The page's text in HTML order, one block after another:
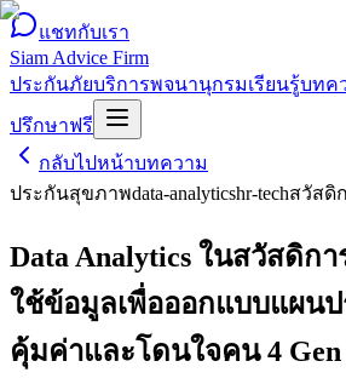
แชทกับเรา
Siam Advice Firm
ประกันภัยบริการพจนานุกรมเรียนรู้บทค
ปรึกษาฟรี
กลับไปหน้าบทความ
ประกันสุขภาพdata-analyticshr-techสวัสดิ
Data Analytics ในสวัสดิก
ใช้ข้อมูลเพื่อออกแบบแผน
คุ้มค่าและโดนใจคน 4 Gen